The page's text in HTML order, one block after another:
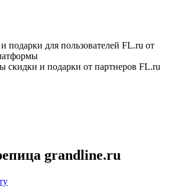
подарки для пользователей FL.ru от
скидки и подарки от партнеров FL.ru
grandline.ru